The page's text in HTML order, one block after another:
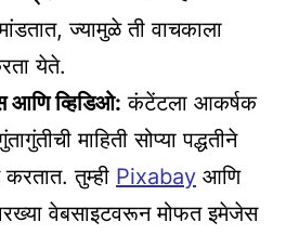
ज्यामुळे ती वाचकाला
येते.
आणि व्हिडिओ: कंटेंटला आकर्षक
माहिती सोप्या पद्धतीने
तुम्ही Pixabay आणि
वेबसाइटवरून मोफत इमेजेस